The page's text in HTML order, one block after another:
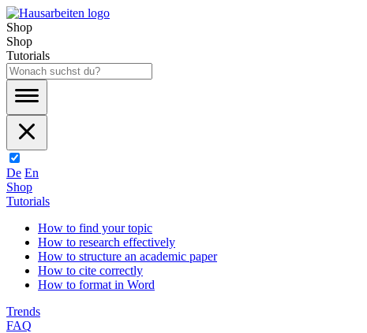
Shop
Shop
Tutorials
De En
Shop
Tutorials
How to find your topic
How to research effectively
How to structure an academic paper
How to cite correctly
How to format in Word
Trends
FAQ